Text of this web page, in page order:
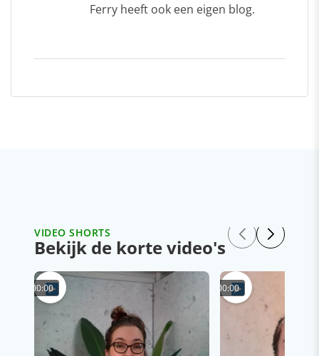
Ferry heeft ook een eigen blog.
VIDEO SHORTS
Bekijk de korte video's
00:00 00:00